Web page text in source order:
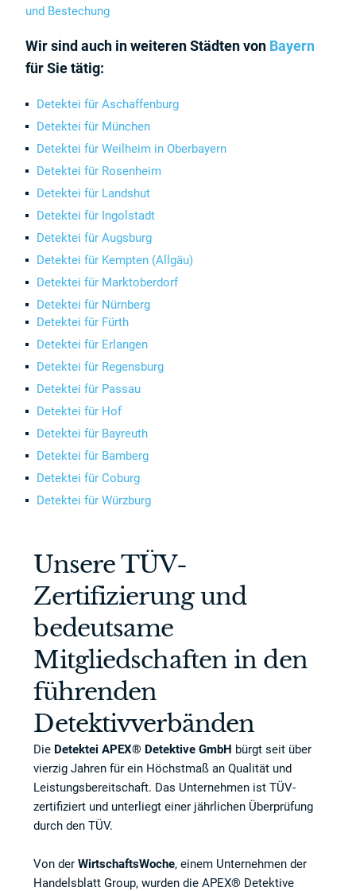
und Bestechung
Wir sind auch in weiteren Städten von Bayern
für Sie tätig:
Detektei für Aschaffenburg
Detektei für München
Detektei für Weilheim in Oberbayern
Detektei für Rosenheim
Detektei für Landshut
Detektei für Ingolstadt
Detektei für Augsburg
Detektei für Kempten (Allgäu)
Detektei für Marktoberdorf
Detektei für Nürnberg
Detektei für Fürth
Detektei für Erlangen
Detektei für Regensburg
Detektei für Passau
Detektei für Hof
Detektei für Bayreuth
Detektei für Bamberg
Detektei für Coburg
Detektei für Würzburg
Unsere TÜV-
Zertifizierung und
bedeutsame
Mitgliedschaften in den
führenden
Detektivverbänden
Die Detektei APEX® Detektive GmbH bürgt seit über
vierzig Jahren für ein Höchstmaß an Qualität und
Leistungsbereitschaft. Das Unternehmen ist TÜV-
zertifiziert und unterliegt einer jährlichen Überprüfung
durch den TÜV.
Von derWirtschaftsWoche, einem Unternehmen der
Handelsblatt Group, wurden die APEX® Detektive